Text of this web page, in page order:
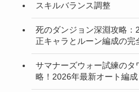
スキルバランス調整
死のダンジョン深淵攻略：
正キャラとルーン編成の完
サマナーズウォー試練のタ
略！2026年最新オート編